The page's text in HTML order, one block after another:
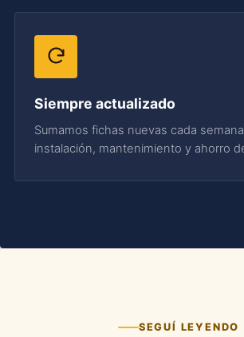
Siempre actualizado
Sumamos fichas nuevas cada
instalación, mantenimiento y ahorro
SEGUÍ LEYENDO